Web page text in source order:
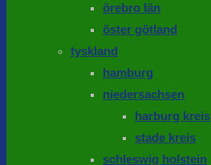
örebro län
öster götland
tyskland
hamburg
niedersachsen
harburg kreis
stade kreis
schleswig holstein